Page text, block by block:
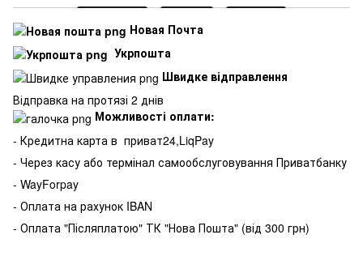
Новая Почта
Укрпошта
Швидке відправлення
Відправка на протязі 2 днів
Можливості оплати:
- Кредитна карта в приват24,LiqPay
- Через касу або термінал самообслуговування Приватбанку
- WayForpay
- Оплата на рахунок IBAN
- Оплата "Післяплатою" ТК "Нова Пошта" (від 300 грн)